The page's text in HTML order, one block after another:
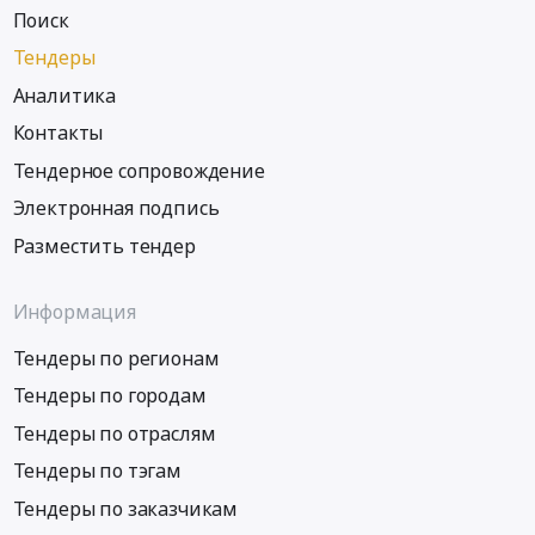
Поиск
Тендеры
Аналитика
Контакты
Тендерное сопровождение
Электронная подпись
Разместить тендер
Информация
Тендеры по регионам
Тендеры по городам
Тендеры по отраслям
Тендеры по тэгам
Тендеры по заказчикам